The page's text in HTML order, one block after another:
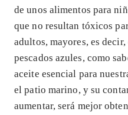
de unos alimentos para
que no resultan tóxicos
adultos, mayores, es
pescados azules, como
aceite esencial para
el patio marino, y su
aumentar, será mejor